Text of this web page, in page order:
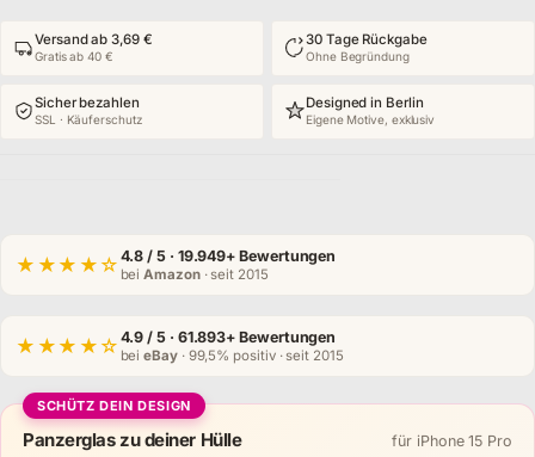
Versand ab 3,69 €
Gratis ab 40 €
30 Tage Rückgabe
Ohne Begründung
Sicher bezahlen
SSL · Käuferschutz
Designed in Berlin
Eigene Motive, exklusiv
★★★★☆ 4.8 / 5 · 19.949+ Bewertungen
beiAmazon· seit 2015
★★★★☆ 4.9 / 5 · 61.893+ Bewertungen
beieBay· 99,5% positiv · seit 2015
SCHÜTZ DEIN DESIGN
Panzerglas zu deiner Hülle
für iPhone 15 Pro